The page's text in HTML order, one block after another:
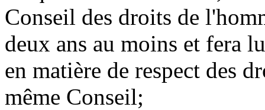
Conseil des droits de
deux ans au moins et fera
en matière de respect des
même Conseil;